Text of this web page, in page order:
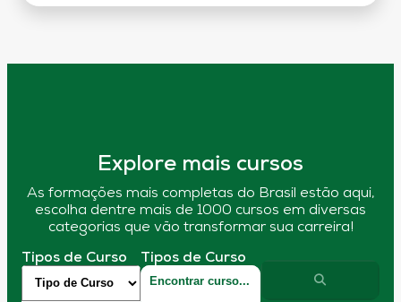
Explore mais cursos
As formações mais completas do Brasil estão aqui,
escolha dentre mais de 1000 cursos em diversas
categorias que vão transformar sua carreira!
Tipos de Curso Tipos de Curso